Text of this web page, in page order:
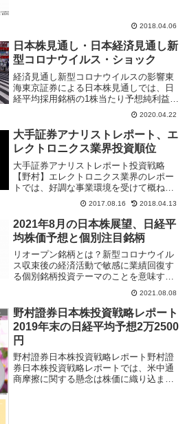
価が26年ぶりに2万4000円台を回復、バ
2018.04.06
日本株見通し・日本経済見通し新
型コロナウイルス・ショック
経済見通し新型コロナウイルスの影響東
海東京証券による日本株見通しでは、日
経平均採用銘柄の1株当たり予想純利益は
消費増税と米中貿易摩擦に加え、新型コ
ロナウイルスの影響を受けた企業の早め
の開示によって1300円台まで下方修正さ
れたものの、今後の...
2020.04.22
大手証券アナリストレポート、エ
レクトロニクス業界投資順位
大手証券アナリストレポート投資戦略
【野村】エレクトロニクス業界のレポー
トでは、好調な事業環境を受けて概ね期
初計画線か上回る好決算が多かったと指
摘。期初時点と比べFAシステムを中心と
した産機関連、ゲーム機向け、エアコン
等家電向け部品デバイス等...
2017.08.16 2018.04.13
2021年8月の日本株展望、日経平
均株価予想と個別注目銘柄
リオープン銘柄とは？新型コロナウイル
ス収束後の経済活動で敏感に業績回復す
る個別銘柄投資テーマのことを意味す
る。特にコロナ影響が業績に大きかった
企業ほど反動で業績急回復する。小売り
業のリオープン関連銘柄は良品計画、ワ
コールホールディングス、マツモトキヨ
シホールディングスを大和証券がトップ
ピックで推奨。
2021.08.08
野村證券日本株投資戦略レポート
2019年末の日経平均予想2万2500
円
野村證券日本株投資戦略レポート野村證
券日本株投資戦略レポートでは、米中通
商摩擦に関する懸念は株価に織り込まれ